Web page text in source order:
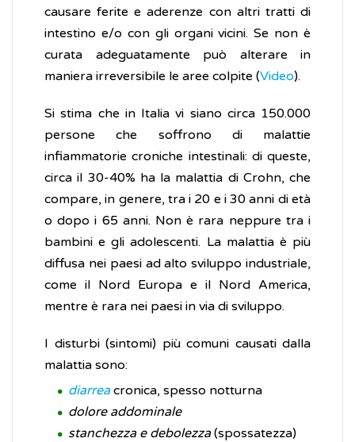
causare ferite e aderenze con altri tratti di
intestino e/o con gli organi vicini. Se non è
curata adeguatamente può alterare in
maniera irreversibile le aree colpite (Video).
Si stima che in Italia vi siano circa 150.000
persone che soffrono di malattie
infiammatorie croniche intestinali: di queste,
circa il 30-40% ha la malattia di Crohn, che
compare, in genere, tra i 20 e i 30 anni di età
o dopo i 65 anni. Non è rara neppure tra i
bambini e gli adolescenti. La malattia è più
diffusa nei paesi ad alto sviluppo industriale,
come il Nord Europa e il Nord America,
mentre è rara nei paesi in via di sviluppo.
I disturbi (sintomi) più comuni causati dalla
malattia sono:
diarrea cronica, spesso notturna
dolore addominale
stanchezza e debolezza(spossatezza)